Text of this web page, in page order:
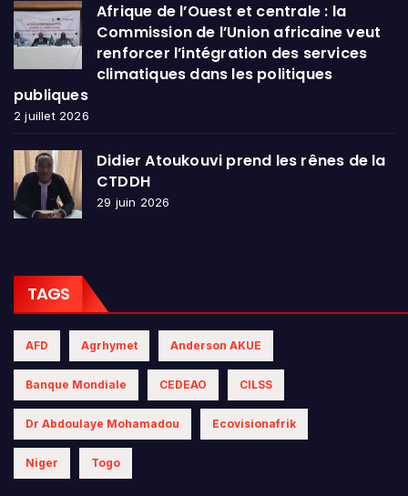
Afrique de l’Ouest et centrale : la
Commission de l’Union africaine veut
renforcer l’intégration des services
climatiques dans les politiques
publiques
2 juillet 2026
Didier Atoukouvi prend les rênes de la
CTDDH
29 juin 2026
TAGS
AFD Agrhymet Anderson AKUE
Banque Mondiale CEDEAO CILSS
Dr Abdoulaye Mohamadou Ecovisionafrik
Niger Togo